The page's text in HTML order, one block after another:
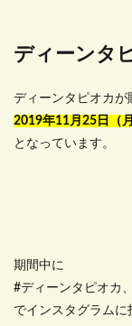
ディーンタ
ディーンタピオカが
2019年11月25日（
となっています。
期間中に
#ディーンタピオカ
でインスタグラムに